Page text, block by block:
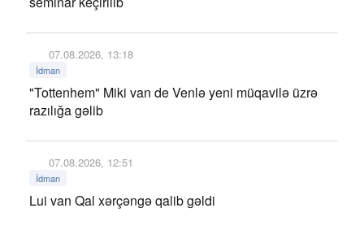
07.08.2026, 13:18
İdman
"Tottenhem" Miki van de Venlə yeni müqavilə üzrə
razılığa gəlib
07.08.2026, 12:51
İdman
Lui van Qal xərçəngə qalib gəldi